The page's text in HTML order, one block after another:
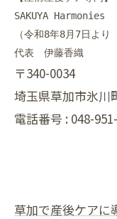
SAKUYA Harmonies
（令和8年8月7日より
〒340-0034
埼玉県草加市氷川
電話番号 : 048-
草加で産後ケアに